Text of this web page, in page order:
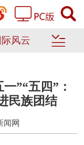
际风云
”“五四”：
民族团结
闻网